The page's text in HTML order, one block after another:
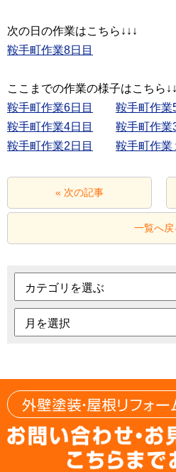
鞍手町作業8日目
鞍手町作業6日目
鞍手町作業
鞍手町作業4日目
鞍手町作業2日目
鞍手町作業
« 次の記事
一覧へ戻